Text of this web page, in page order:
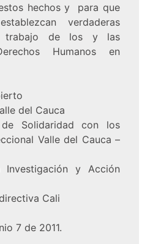
hechos y para que
verdaderas
trabajo de los y las
Humanos en
del Cauca
de Solidaridad con los
Valle del Cauca –
y Acción
Cali
7 de 2011.